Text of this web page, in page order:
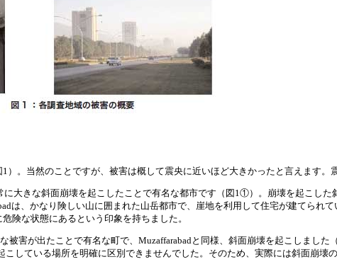
。当然のことですが、被害は概して震央に近いほど大きかったと言えます。
大きな斜面崩壊を起こしたことで有名な都市です（図1①）。崩壊を起こし
は、かなり険しい山に囲まれた山岳都市で、崖地を利用して住宅が建てられ
険な状態にあるという印象を持ちました。
害が出たことで有名な町で、Muzaffarabadと同様、斜面崩壊を起こしまし
している場所を明確に区別できませんでした。そのため、実際には斜面崩壊